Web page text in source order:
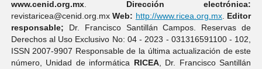
www.cenid.org.mx. Dirección electrónica:
revistaricea@cenid.org.mxWeb: http://www.ricea.org.mx. Editor
responsable; Dr. Francisco Santillán Campos. Reservas de
Derechos al Uso Exclusivo No: 04 - 2023 - 031316591100 - 102,
ISSN 2007-9907 Responsable de la última actualización de este
número, Unidad de informática RICEA, Dr. Francisco Santillán